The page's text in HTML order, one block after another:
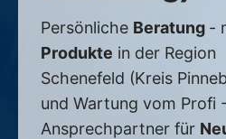
Persönliche Beratung -
Produkte in der Region
Schenefeld (Kreis
und Wartung vom Profi
Ansprechpartner für